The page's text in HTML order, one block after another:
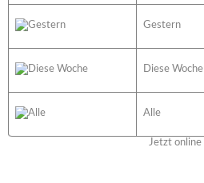
Gestern
Diese Woche
Alle
Jetzt online